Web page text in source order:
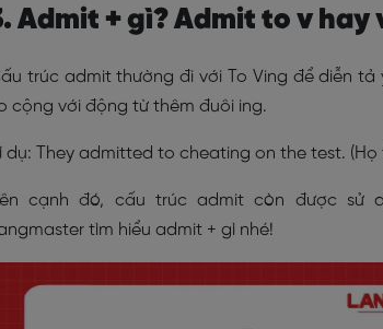
Admit + gì? Admit to v hay
trúc admit thường đi với To Ving để diễn
cộng với động từ thêm đuôi ing.
dụ: They admitted to cheating on the test.
cạnh đó, cấu trúc admit còn được sử
tìm hiểu admit + gì nhé!